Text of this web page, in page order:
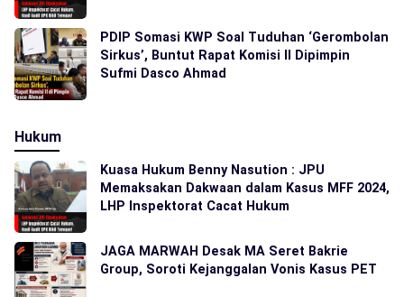
PDIP Somasi KWP Soal Tuduhan ‘Gerombolan
Sirkus’, Buntut Rapat Komisi II Dipimpin
Sufmi Dasco Ahmad
Hukum
Kuasa Hukum Benny Nasution : JPU
Memaksakan Dakwaan dalam Kasus MFF 2024,
LHP Inspektorat Cacat Hukum
JAGA MARWAH Desak MA Seret Bakrie
Group, Soroti Kejanggalan Vonis Kasus PET